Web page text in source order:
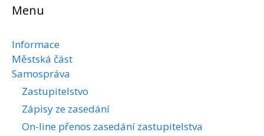
Menu
Informace
Městská část
Samospráva
Zastupitelstvo
Zápisy ze zasedání
On-line přenos zasedání zastupitelstva